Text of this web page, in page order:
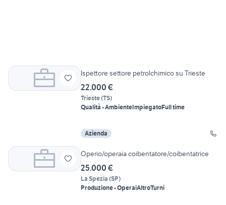
Ispettore settore petrolchimico su Trieste
22.000 €
Trieste(TS)
Qualità - AmbienteImpiegatoFull time
Azienda
Operio/operaia coibentatore/coibentatrice
25.000 €
La Spezia (SP)
Produzione - OperaiAltroTurni